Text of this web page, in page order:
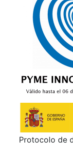
Protocolo de